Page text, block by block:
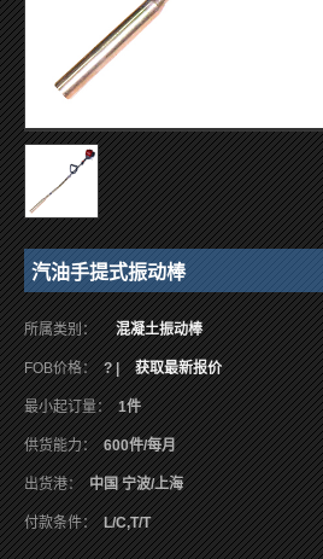
汽油手提式振动棒
所属类别： 混凝土振动棒
FOB价格： ? | 获取最新报价
最小起订量： 1件
供货能力： 600件/每月
出货港： 中国 宁波/上海
付款条件： L/C,T/T